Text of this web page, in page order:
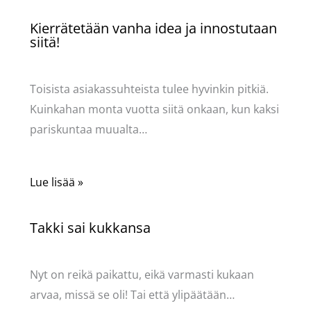
Kierrätetään vanha idea ja innostutaan
siitä!
Toisista asiakassuhteista tulee hyvinkin pitkiä.
Kuinkahan monta vuotta siitä onkaan, kun kaksi
pariskuntaa muualta…
Lue lisää »
Takki sai kukkansa
Nyt on reikä paikattu, eikä varmasti kukaan
arvaa, missä se oli! Tai että ylipäätään…